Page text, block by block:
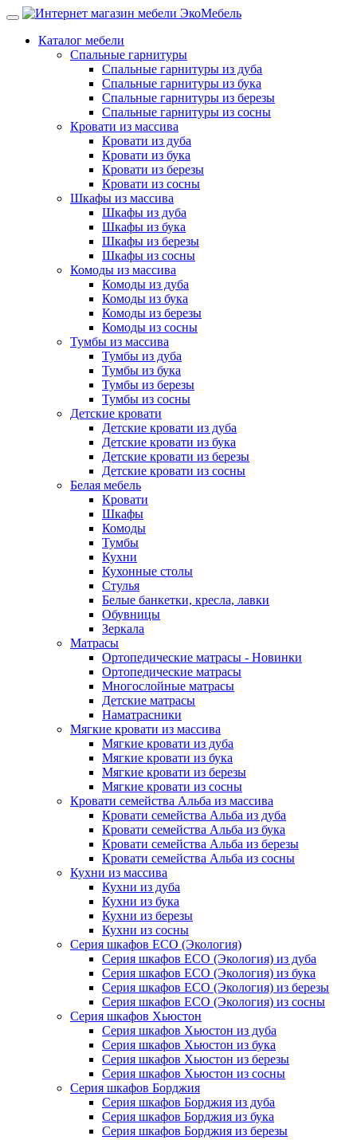
Каталог мебели
Спальные гарнитуры
Спальные гарнитуры из дуба
Спальные гарнитуры из бука
Спальные гарнитуры из березы
Спальные гарнитуры из сосны
Кровати из массива
Кровати из дуба
Кровати из бука
Кровати из березы
Кровати из сосны
Шкафы из массива
Шкафы из дуба
Шкафы из бука
Шкафы из березы
Шкафы из сосны
Комоды из массива
Комоды из дуба
Комоды из бука
Комоды из березы
Комоды из сосны
Тумбы из массива
Тумбы из дуба
Тумбы из бука
Тумбы из березы
Тумбы из сосны
Детские кровати
Детские кровати из дуба
Детские кровати из бука
Детские кровати из березы
Детские кровати из сосны
Белая мебель
Кровати
Шкафы
Комоды
Тумбы
Кухни
Кухонные столы
Стулья
Белые банкетки, кресла, лавки
Обувницы
Зеркала
Матрасы
Ортопедические матрасы - Новинки
Ортопедические матрасы
Многослойные матрасы
Детские матрасы
Наматрасники
Мягкие кровати из массива
Мягкие кровати из дуба
Мягкие кровати из бука
Мягкие кровати из березы
Мягкие кровати из сосны
Кровати семейства Альба из массива
Кровати семейства Альба из дуба
Кровати семейства Альба из бука
Кровати семейства Альба из березы
Кровати семейства Альба из сосны
Кухни из массива
Кухни из дуба
Кухни из бука
Кухни из березы
Кухни из сосны
Серия шкафов ECO (Экология)
Серия шкафов ECO (Экология) из дуба
Серия шкафов ECO (Экология) из бука
Серия шкафов ECO (Экология) из березы
Серия шкафов ECO (Экология) из сосны
Серия шкафов Хьюстон
Серия шкафов Хьюстон из дуба
Серия шкафов Хьюстон из бука
Серия шкафов Хьюстон из березы
Серия шкафов Хьюстон из сосны
Серия шкафов Борджия
Серия шкафов Борджия из дуба
Серия шкафов Борджия из бука
Серия шкафов Борджия из березы